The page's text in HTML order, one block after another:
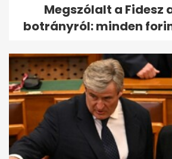
Megszólalt a Fidesz
botrányról: minden